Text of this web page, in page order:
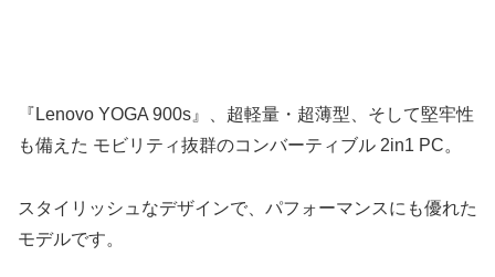
『Lenovo YOGA 900s』、超軽量・超薄型、そして堅牢性
も備えた モビリティ抜群のコンバーティブル 2in1 PC。
スタイリッシュなデザインで、パフォーマンスにも優れた
モデルです。